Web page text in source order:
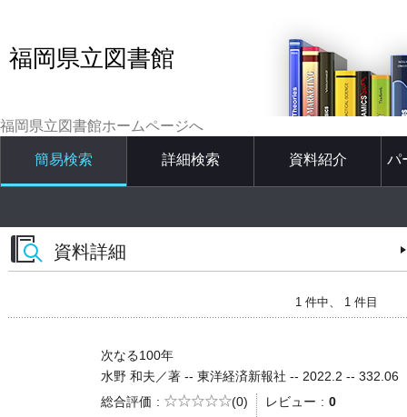
福岡県立図書館
福岡県立図書館ホームページへ
簡易検索 詳細検索 資料紹介 パ
資料詳細
1 件中、 1 件目
次なる100年
水野 和夫／著 -- 東洋経済新報社 -- 2022.2 -- 332.06
総合評価
5段階評価
(0) レビュー 0